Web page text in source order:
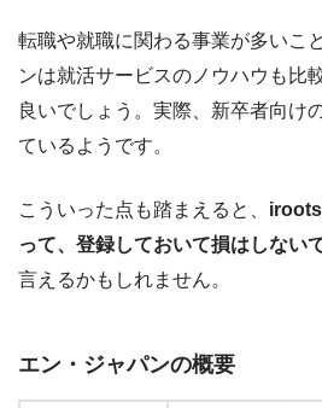
転職や就職に関わる事業が多いこ
ンは就活サービスのノウハウも比
良いでしょう。実際、新卒者向け
ているようです。
こういった点も踏まえると、
って、登録しておいて損はしない
言えるかもしれません。
エン・ジャパンの概要